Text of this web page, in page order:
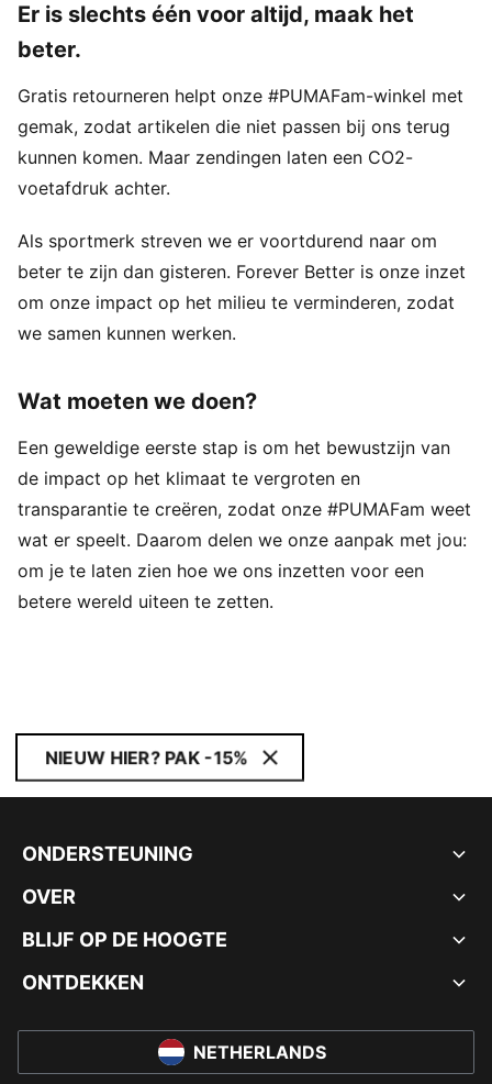
Er is slechts één voor altijd, maak het
beter.
Gratis retourneren helpt onze #PUMAFam-winkel met
gemak, zodat artikelen die niet passen bij ons terug
kunnen komen. Maar zendingen laten een CO2-
voetafdruk achter.
Als sportmerk streven we er voortdurend naar om
beter te zijn dan gisteren. Forever Better is onze inzet
om onze impact op het milieu te verminderen, zodat
we samen kunnen werken.
Wat moeten we doen?
Een geweldige eerste stap is om het bewustzijn van
de impact op het klimaat te vergroten en
transparantie te creëren, zodat onze #PUMAFam weet
wat er speelt. Daarom delen we onze aanpak met jou:
om je te laten zien hoe we ons inzetten voor een
betere wereld uiteen te zetten.
NIEUW HIER? PAK -15%
ONDERSTEUNING
OVER
BLIJF OP DE HOOGTE
ONTDEKKEN
NETHERLANDS